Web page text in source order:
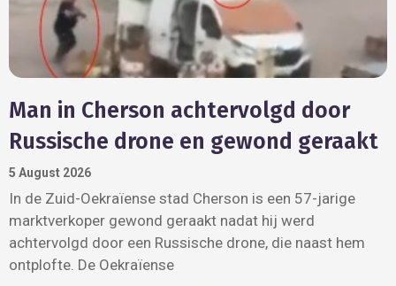
Man in Cherson achtervolgd door
Russische drone en gewond geraakt
5 August 2026
In de Zuid-Oekraïense stad Cherson is een 57-jarige
marktverkoper gewond geraakt nadat hij werd
achtervolgd door een Russische drone, die naast hem
ontplofte. De Oekraïense